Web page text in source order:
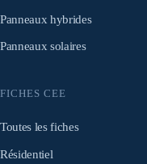
Panneaux hybrides
Panneaux solaires
FICHES CEE
Toutes les fiches
Résidentiel